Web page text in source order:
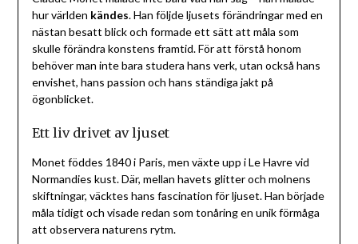
hur världen kändes. Han följde ljusets förändringar med en
nästan besatt blick och formade ett sätt att måla som
skulle förändra konstens framtid. För att förstå honom
behöver man inte bara studera hans verk, utan också hans
envishet, hans passion och hans ständiga jakt på
ögonblicket.
Ett liv drivet av ljuset
Monet föddes 1840 i Paris, men växte upp i Le Havre vid
Normandies kust. Där, mellan havets glitter och molnens
skiftningar, väcktes hans fascination för ljuset. Han började
måla tidigt och visade redan som tonåring en unik förmåga
att observera naturens rytm.